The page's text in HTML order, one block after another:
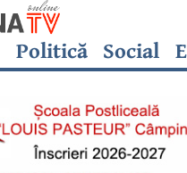
Politică Social